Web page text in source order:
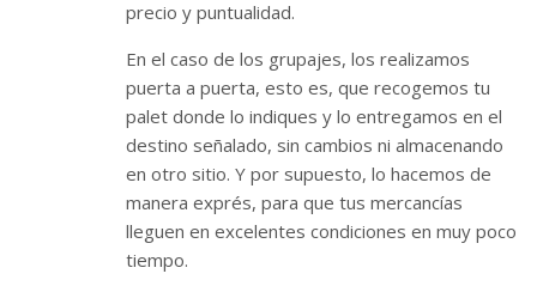
precio y puntualidad.
En el caso de los grupajes, los realizamos
puerta a puerta, esto es, que recogemos tu
palet donde lo indiques y lo entregamos en el
destino señalado, sin cambios ni almacenando
en otro sitio. Y por supuesto, lo hacemos de
manera exprés, para que tus mercancías
lleguen en excelentes condiciones en muy poco
tiempo.